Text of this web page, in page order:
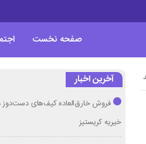
صفحه نخست
آخرین اخبار
فروش خارق‌العاده کیف‌های دست‌دوز
خیریه کریستیز